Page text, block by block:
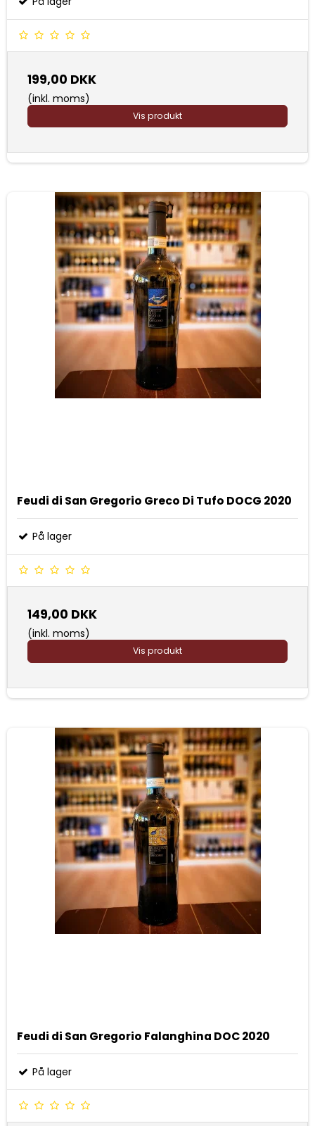
199,00 DKK
(inkl. moms)
Vis produkt
Feudi di San Gregorio Greco Di Tufo DOCG 2020
På lager
149,00 DKK
(inkl. moms)
Vis produkt
Feudi di San Gregorio Falanghina DOC 2020
På lager